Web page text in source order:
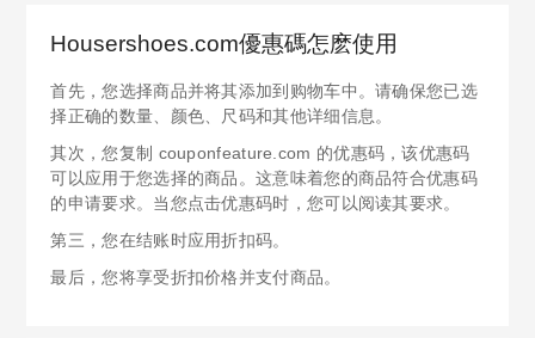
Housershoes.com優惠碼怎麽使用
首先，您选择商品并将其添加到购物车中。请确保您已选
择正确的数量、颜色、尺码和其他详细信息。
其次，您复制 couponfeature.com 的优惠码，该优惠码
可以应用于您选择的商品。这意味着您的商品符合优惠码
的申请要求。当您点击优惠码时，您可以阅读其要求。
第三，您在结账时应用折扣码。
最后，您将享受折扣价格并支付商品。